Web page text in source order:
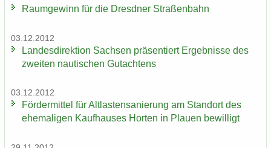
Raum­ge­winn für die Dresd­ner Stra­ßen­bahn
03.12.2012
Lan­des­di­rek­ti­on Sach­sen prä­sen­tiert Er­geb­nis­se des
zwei­ten nau­ti­schen Gut­ach­tens
03.12.2012
För­der­mit­tel für Alt­las­ten­sa­nie­rung am Stand­ort des
ehe­ma­li­gen Kauf­hau­ses Hor­ten in Plau­en be­wil­ligt